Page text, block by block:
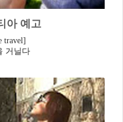
아 예고
travel]
거닐다